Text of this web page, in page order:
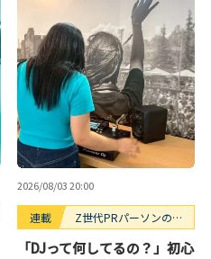
2026/08/03 20:00
連載
Z世代PRパーソンのキ
「DJって何してるの？」初心